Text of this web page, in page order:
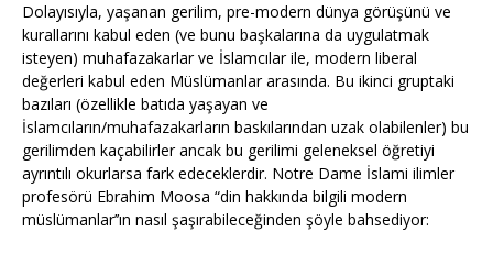
Dolayısıyla, yaşanan gerilim, pre-modern dünya görüşünü ve
kurallarını kabul eden (ve bunu başkalarına da uygulatmak
isteyen) muhafazakarlar ve İslamcılar ile, modern liberal
değerleri kabul eden Müslümanlar arasında. Bu ikinci gruptaki
bazıları (özellikle batıda yaşayan ve
İslamcıların/muhafazakarların baskılarından uzak olabilenler) bu
gerilimden kaçabilirler ancak bu gerilimi geleneksel öğretiyi
ayrıntılı okurlarsa fark edeceklerdir. Notre Dame İslami ilimler
profesörü Ebrahim Moosa “din hakkında bilgili modern
müslümanlar’’ın nasıl şaşırabileceğinden şöyle bahsediyor: